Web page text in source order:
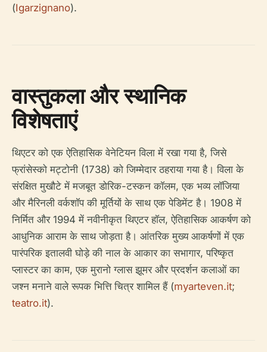
(Igarzignano).
वास्तुकला और स्थानिक
विशेषताएं
थिएटर को एक ऐतिहासिक वेनेटियन विला में रखा गया है, जिसे
फ्रांसेस्को मट्टोनी (1738) को जिम्मेदार ठहराया गया है। विला के
संरक्षित मुखौटे में मजबूत डोरिक-टस्कन कॉलम, एक भव्य लॉजिया
और मैरिनली वर्कशॉप की मूर्तियों के साथ एक पेडिमेंट है। 1908 में
निर्मित और 1994 में नवीनीकृत थिएटर हॉल, ऐतिहासिक आकर्षण को
आधुनिक आराम के साथ जोड़ता है। आंतरिक मुख्य आकर्षणों में एक
पारंपरिक इतालवी घोड़े की नाल के आकार का सभागार, परिष्कृत
प्लास्टर का काम, एक मुरानो ग्लास झूमर और प्रदर्शन कलाओं का
जश्न मनाने वाले रूपक भित्ति चित्र शामिल हैं (myarteven.it;
teatro.it).